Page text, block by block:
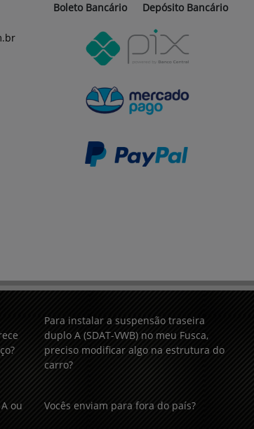
Boleto Bancário Depósito Bancário
Para instalar a suspensão traseira
duplo A (SDAT-VWB) no meu Fusca,
preciso modificar algo na estrutura do
carro?
ou
Vocês enviam para fora do país?